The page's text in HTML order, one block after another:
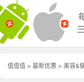
值值值 > 最新优惠 > 美容&